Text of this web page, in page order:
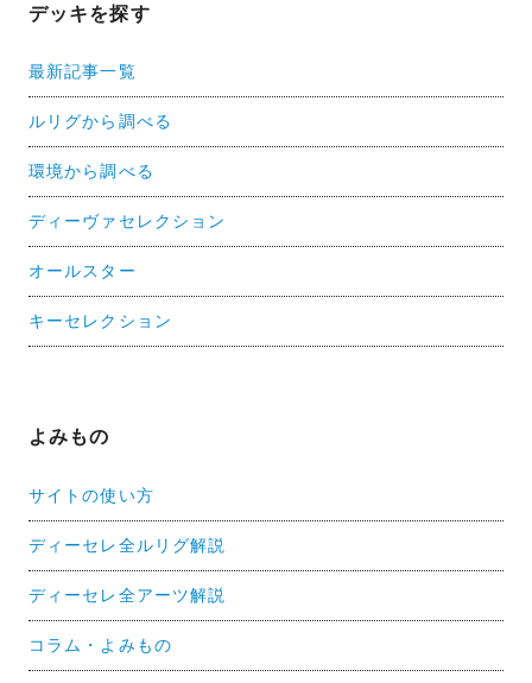
デッキを探す
最新記事一覧
ルリグから調べる
環境から調べる
ディーヴァセレクション
オールスター
キーセレクション
よみもの
サイトの使い方
ディーセレ全ルリグ解説
ディーセレ全アーツ解説
コラム・よみもの